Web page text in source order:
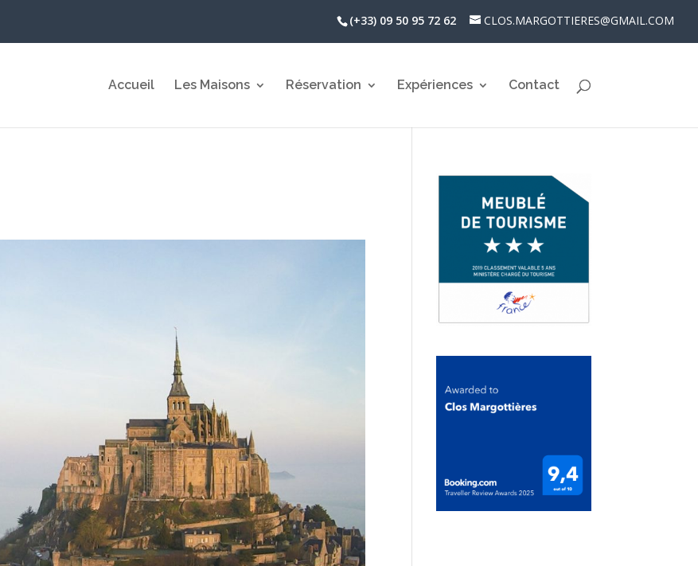
(+33) 09 50 95 72 62 CLOS.MARGOTTIERES@GMAIL.COM
Accueil Les Maisons Réservation Expériences Contact